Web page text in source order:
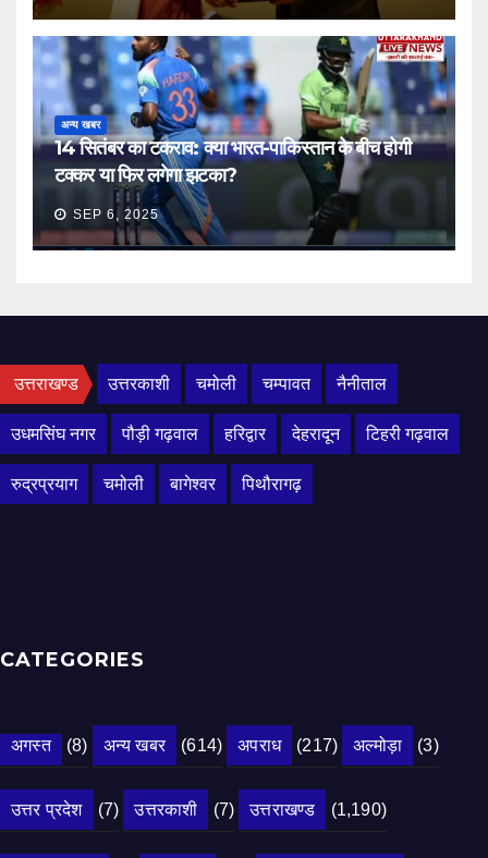
अन्य खबर
14 सितंबर का टकराव: क्या भारत-पाकिस्तान के बीच होगी
टक्कर या फिर लगेगा झटका?
SEP 6, 2025
उत्तराखण्ड उत्तरकाशी चमोली चम्पावत नैनीताल
उधमसिंघ नगर पौड़ी गढ़वाल हरिद्वार देहरादून टिहरी गढ़वाल
रुद्रप्रयाग चमोली बागेश्वर पिथौरागढ़
CATEGORIES
अगस्त (8) अन्य खबर (614) अपराध (217) अल्मोड़ा (3)
उत्तर प्रदेश (7) उत्तरकाशी (7) उत्तराखण्ड (1,190)